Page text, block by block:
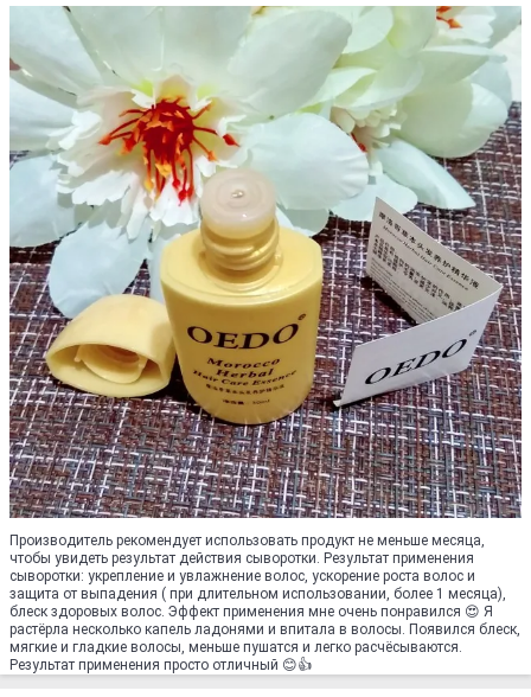
Производитель рекомендует использовать продукт не меньше месяца,
чтобы увидеть результат действия сыворотки. Результат применения
сыворотки: укрепление и увлажнение волос, ускорение роста волос и
защита от выпадения ( при длительном использовании, более 1 месяца),
блеск здоровых волос. Эффект применения мне очень понравился 😍 Я
растёрла несколько капель ладонями и впитала в волосы. Появился блеск,
мягкие и гладкие волосы, меньше пушатся и легко расчёсываются.
Результат применения просто отличный 😊👍